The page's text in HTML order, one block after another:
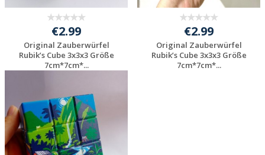
€2.99
Original Zauberwürfel
Rubik’s Cube 3x3x3 Größe
7cm*7cm*...
Werbeartikel
anfragen
€2.99
Original Zauberwürfel
Rubik’s Cube 3x3x3 Größe
7cm*7cm*...